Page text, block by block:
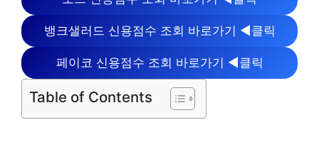
뱅크샐러드 신용점수 조회 바로가기 ◀클릭
페이코 신용점수 조회 바로가기 ◀클릭
Table of Contents